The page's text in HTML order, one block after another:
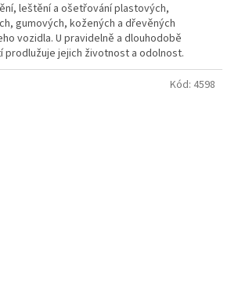
leštění a ošetřování plastových,
gumových, kožených a dřevěných
vozidla. U pravidelně a dlouhodobě
prodlužuje jejich životnost a odolnost.
Kód: 4598